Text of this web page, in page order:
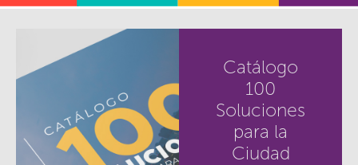
Catálogo
100
Soluciones
para la
Ciudad